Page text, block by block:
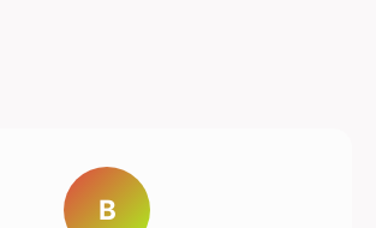
B